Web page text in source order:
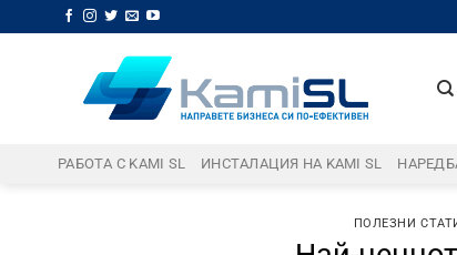
to
РАБОТА С KAMI SL ИНСТАЛАЦИЯ НА KAMI SL
ПОЛЕЗНИ